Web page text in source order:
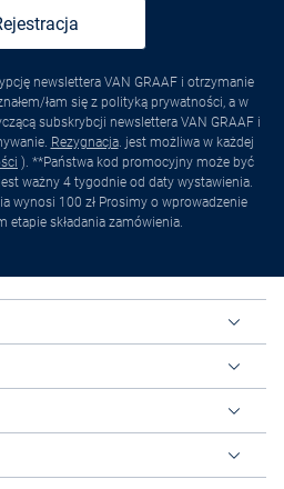
newslettera VAN GRAAF i otrzymanie
łam się z polityką prywatności, a w
subskrybcji newslettera VAN GRAAF i
Rezygnacja. jest możliwa w każdej
). **Państwa kod promocyjny może być
ważny 4 tygodnie od daty wystawienia.
wynosi 100 zł Prosimy o wprowadzenie
etapie składania zamówienia.